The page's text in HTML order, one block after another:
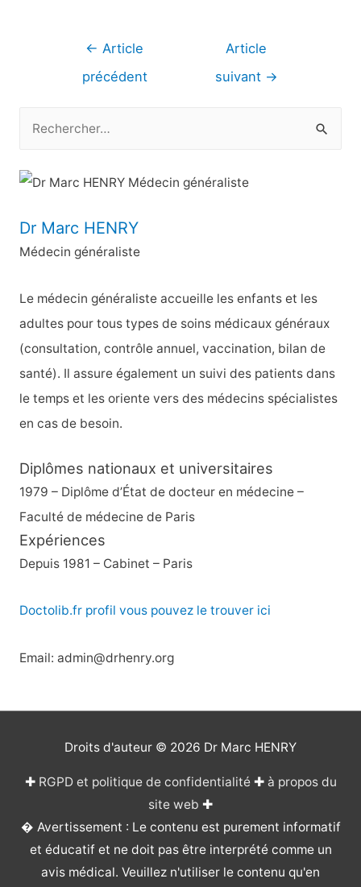
Navigation
← Article
précédent
Article
suivant →
c
e
r
h
e
r
:
Dr Marc HENRY
Médecin généraliste
Le médecin généraliste accueille les enfants et les
adultes pour tous types de soins médicaux généraux
(consultation, contrôle annuel, vaccination, bilan de
santé). Il assure également un suivi des patients dans
le temps et les oriente vers des médecins spécialistes
en cas de besoin.
Diplômes nationaux et universitaires
1979 – Diplôme d’État de docteur en médecine –
Faculté de médecine de Paris
Expériences
Depuis 1981 – Cabinet – Paris
Doctolib.fr profil vous pouvez le trouver ici
Email: admin@drhenry.org
Droits d'auteur © 2026 Dr Marc HENRY
✚ RGPD et politique de confidentialité✚ à propos du
site web ✚
� Avertissement : Le contenu est purement informatif
et éducatif et ne doit pas être interprété comme un
avis médical. Veuillez n'utiliser le contenu qu'en